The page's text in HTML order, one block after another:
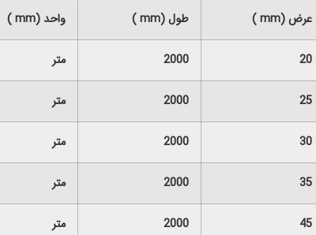
عرض(
mm
) طول(
mm
) واحد (
mm
)
20
2000 متر
25
2000 متر
30
2000 متر
35
2000 متر
45
2000 متر